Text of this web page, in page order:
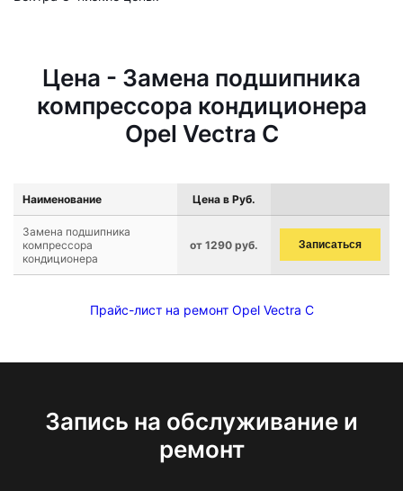
Цена - Замена подшипника
компрессора кондиционера
Opel Vectra C
Наименование Цена в Руб.
Замена подшипника
компрессора
кондиционера
от 1290 руб. Записаться
Прайс-лист на ремонт Opel Vectra C
Запись на обслуживание и
ремонт